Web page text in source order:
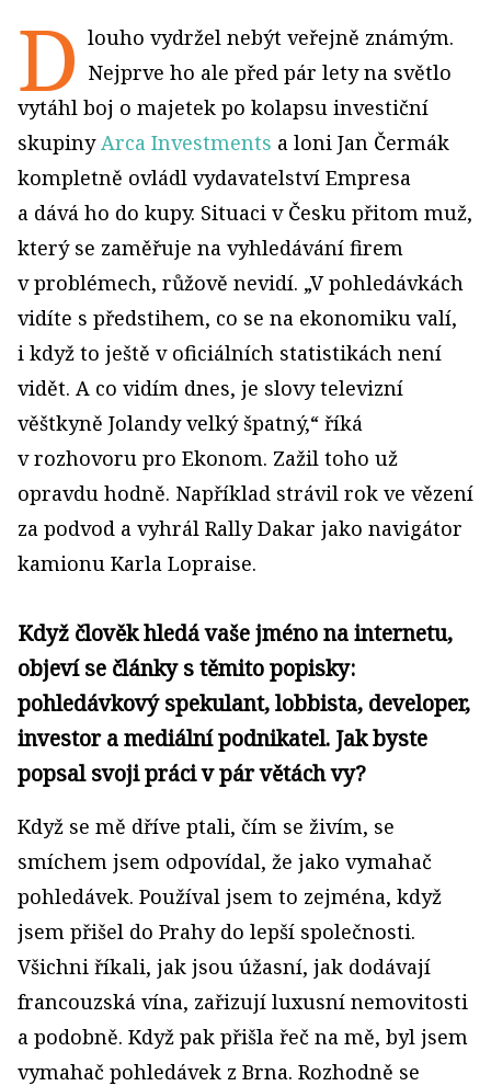
D louho vydržel nebýt veřejně známým.
Nejprve ho ale před pár lety na světlo
vytáhl boj o majetek po kolapsu investiční
skupinyArca Investments a loni Jan Čermák
kompletně ovládl vydavatelství Empresa
a dává ho do kupy. Situaci v Česku přitom muž,
který se zaměřuje na vyhledávání firem
v problémech, růžově nevidí. „V pohledávkách
vidíte s předstihem, co se na ekonomiku valí,
i když to ještě v oficiálních statistikách není
vidět. A co vidím dnes, je slovy televizní
věštkyně Jolandy velký špatný,“ říká
v rozhovoru pro Ekonom. Zažil toho už
opravdu hodně. Například strávil rok ve vězení
za podvod a vyhrál Rally Dakar jako navigátor
kamionu Karla Lopraise.
Když člověk hledá vaše jméno na internetu,
objeví se články s těmito popisky:
pohledávkový spekulant, lobbista, developer,
investor a mediální podnikatel. Jak byste
popsal svoji práci v pár větách vy?
Když se mě dříve ptali, čím se živím, se
smíchem jsem odpovídal, že jako vymahač
pohledávek. Používal jsem to zejména, když
jsem přišel do Prahy do lepší společnosti.
Všichni říkali, jak jsou úžasní, jak dodávají
francouzská vína, zařizují luxusní nemovitosti
a podobně. Když pak přišla řeč na mě, byl jsem
vymahač pohledávek z Brna. Rozhodně se